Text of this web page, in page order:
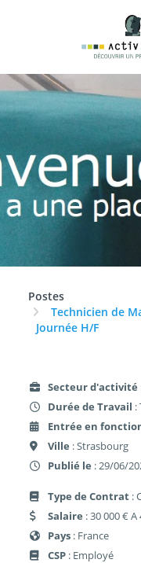
Postes
Technicien de
Journée H/F
Secteur d'activité
Durée de Travail :
Entrée en
Ville : Strasbourg
Publié le : 29/06/
Type de Contrat :
Salaire : 30 000 €
Pays : France
CSP : Employé